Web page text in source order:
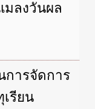
มลงวันผล
การจัดการ
รียน